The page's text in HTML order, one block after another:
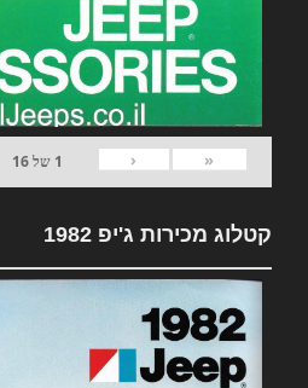
«
‹
1 של16
קטלוג מכירות ג'יפ 1982